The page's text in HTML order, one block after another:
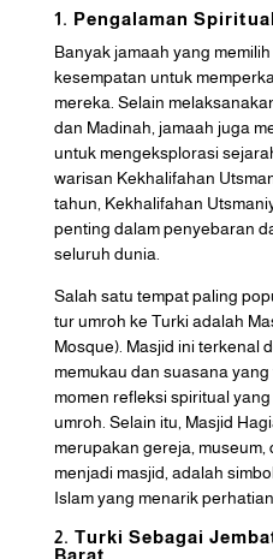
1. Pengalaman
Banyak jamaah yang memilih
kesempatan untuk
mereka. Selain
dan Madinah, jamaah juga
untuk mengeksplorasi
warisan Kekhalifahan
tahun, Kekhalifahan
penting dalam penyebaran
seluruh dunia.
Salah satu tempat paling
tur umroh ke Turki adalah
Mosque). Masjid ini terkenal
memukau dan suasana
momen refleksi spiritual
umroh. Selain itu, Masjid
merupakan gereja,
menjadi masjid, adalah
Islam yang menarik
2. Turki Sebagai
Barat